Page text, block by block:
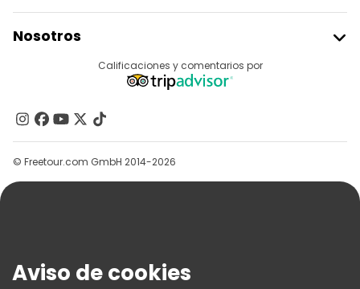
Acceder Como Proveedor
Programa De Afiliados
Nosotros
Contacto
Grupos
Ayuda
Términos E Información Legal
Calificaciones y comentarios por
© Freetour.com GmbH 2014-2026
Aviso de cookies